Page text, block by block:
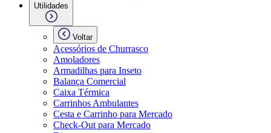
Utilidades
Voltar
Acessórios de Churrasco
Amoladores
Armadilhas para Inseto
Balança Comercial
Caixa Térmica
Carrinhos Ambulantes
Cesta e Carrinho para Mercado
Check-Out para Mercado